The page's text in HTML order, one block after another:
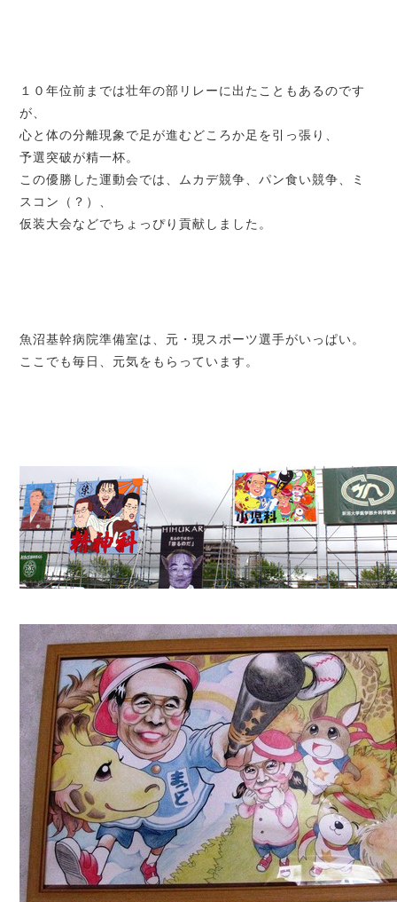
１０年位前までは壮年の部リレーに出たこともあるのです
が、
心と体の分離現象で足が進むどころか足を引っ張り、
予選突破が精一杯。
この優勝した運動会では、ムカデ競争、パン食い競争、ミ
スコン（？）、
仮装大会などでちょっぴり貢献しました。
魚沼基幹病院準備室は、元・現スポーツ選手がいっぱい。
ここでも毎日、元気をもらっています。